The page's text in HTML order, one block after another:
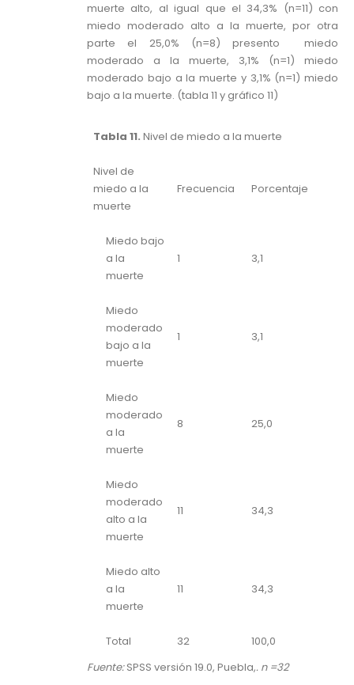
muerte alto, al igual que el 34,3% (n=11) con
miedo moderado alto a la muerte, por otra
parte el 25,0% (n=8) presento miedo
moderado a la muerte, 3,1% (n=1) miedo
moderado bajo a la muerte y 3,1% (n=1) miedo
bajo a la muerte. (tabla 11 y gráfico 11)
Tabla 11. Nivel de miedo a la muerte
Nivel de
miedo a la
muerte
Frecuencia Porcentaje
Miedo bajo
a la
muerte
1 3,1
Miedo
moderado
bajo a la
muerte
1 3,1
Miedo
moderado
a la
muerte
8 25,0
Miedo
moderado
alto a la
muerte
11 34,3
Miedo alto
a la
muerte
11 34,3
Total 32
100,0
Fuente:SPSS versión 19.0, Puebla,. n =32